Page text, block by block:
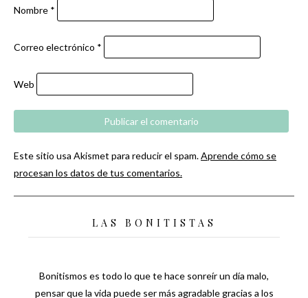
Nombre *
Correo electrónico *
Web
Este sitio usa Akismet para reducir el spam.Aprende cómo se
procesan los datos de tus comentarios.
LAS BONITISTAS
Bonitismos es todo lo que te hace sonreír un día malo,
pensar que la vida puede ser más agradable gracias a los